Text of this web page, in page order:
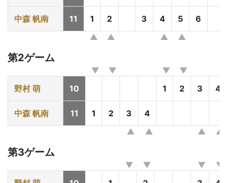
中森 帆南 11 1 2 3 4 5 6
第2ゲーム
野村 萌 10 1 2 3 4
中森 帆南 11 1 2 3 4
第3ゲーム